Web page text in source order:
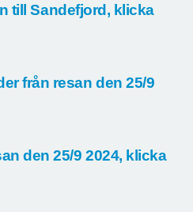
till Sandefjord, klicka
från resan den 25/9
den 25/9 2024, klicka